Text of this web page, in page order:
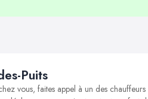
Puits
vous, faites appel à un des chauffeurs